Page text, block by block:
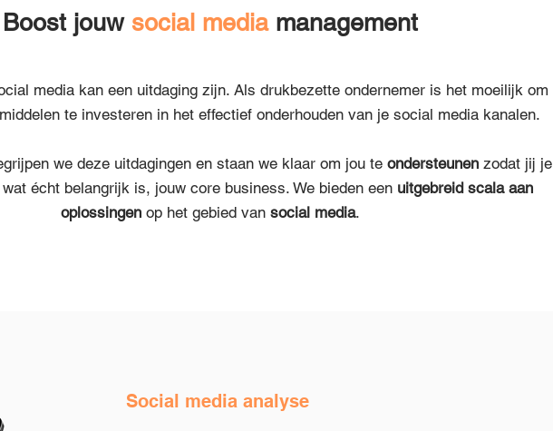
Boost jouw social mediamanagement
media kan een uitdaging zijn. Als drukbezette ondernemer is het moeilijk om
te investeren in het effectief onderhouden van je social media kanalen.
we deze uitdagingen en staan we klaar om jou te ondersteunenzodat jij je
écht belangrijk is, jouw core business. We bieden een uitgebreid scala aan
oplossingen op het gebied van social media.
Social media analyse